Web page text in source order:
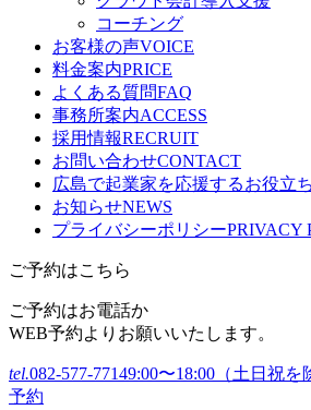
コーチング
お客様の声VOICE
料金案内PRICE
よくある質問FAQ
事務所案内ACCESS
採用情報RECRUIT
お問い合わせCONTACT
広島で起業家を応援するお役立
お知らせNEWS
プライバシーポリシーPRIVACY
ご予約はこちら
ご予約はお電話か
WEB予約よりお願いいたします。
tel.082-577-77149:00〜18:00（土日祝を
予約